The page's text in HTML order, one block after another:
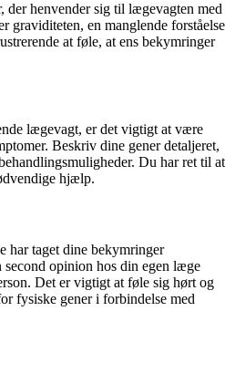
henvender sig til lægevagten med
graviditeten, en manglende forståelse
at føle, at ens bekymringer
lægevagt, er det vigtigt at være
Beskriv dine gener detaljeret,
Du har ret til at
hjælp.
har taget dine bekymringer
opinion hos din egen læge
Det er vigtigt at føle sig hørt og
fysiske gener i forbindelse med